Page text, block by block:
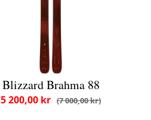
Blizzard Brahma 88
7 000,00 kr
5 200,00 kr